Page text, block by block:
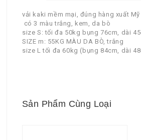
vải kaki mềm mại, đúng hàng xuất
có 3 màu trắng, kem, da bò
size S: tối đa 50kg bụng 76cm, dài
SIZE m: 55KG MÀU DA BÒ, trắng
size L tối đa 60kg (bụng 84cm, dài
Sản Phẩm Cùng Loại